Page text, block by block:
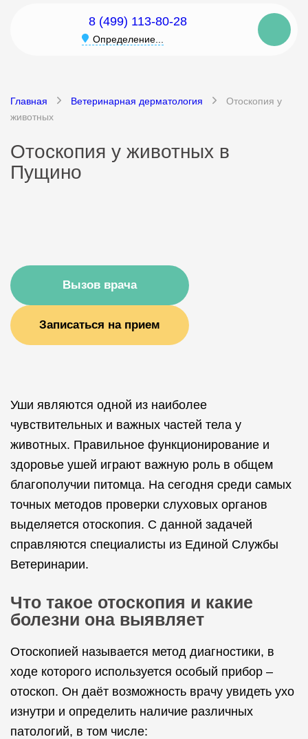
8 (499) 113-80-28
Определение...
Главная Ветеринарная дерматология
Отоскопия у
животных
Отоскопия у животных в
Пущино
Вызов врача
Записаться на прием
Уши являются одной из наиболее
чувствительных и важных частей тела у
животных. Правильное функционирование и
здоровье ушей играют важную роль в общем
благополучии питомца. На сегодня среди самых
точных методов проверки слуховых органов
выделяется отоскопия. С данной задачей
справляются специалисты из Единой Службы
Ветеринарии.
Что такое отоскопия и какие
болезни она выявляет
Отоскопией называется метод диагностики, в
ходе которого используется особый прибор –
отоскоп. Он даёт возможность врачу увидеть ухо
изнутри и определить наличие различных
патологий, в том числе: